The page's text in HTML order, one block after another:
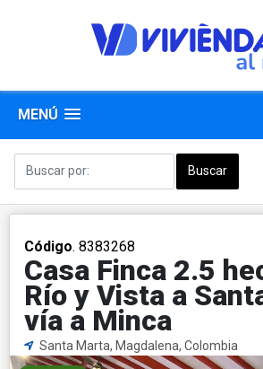
MENÚ
Código. 8383268
Casa Finca 2.5
Río y Vista a
vía a Minca
Santa Marta, Magdalena, Colombia